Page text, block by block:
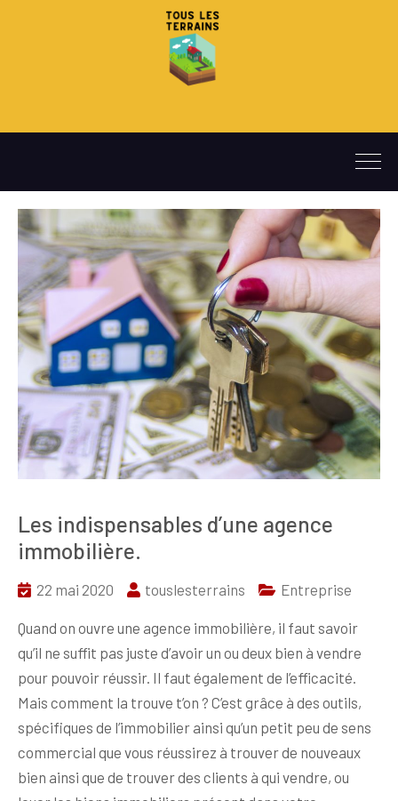
Les indispensables d’une agence
immobilière.
22 mai 2020 touslesterrains Entreprise
Quand on ouvre une agence immobilière, il faut savoir
qu’il ne suffit pas juste d’avoir un ou deux bien à vendre
pour pouvoir réussir. Il faut également de l’efficacité.
Mais comment la trouve t’on ? C’est grâce à des outils,
spécifiques de l’immobilier ainsi qu’un petit peu de sens
commercial que vous réussirez à trouver de nouveaux
bien ainsi que de trouver des clients à qui vendre, ou